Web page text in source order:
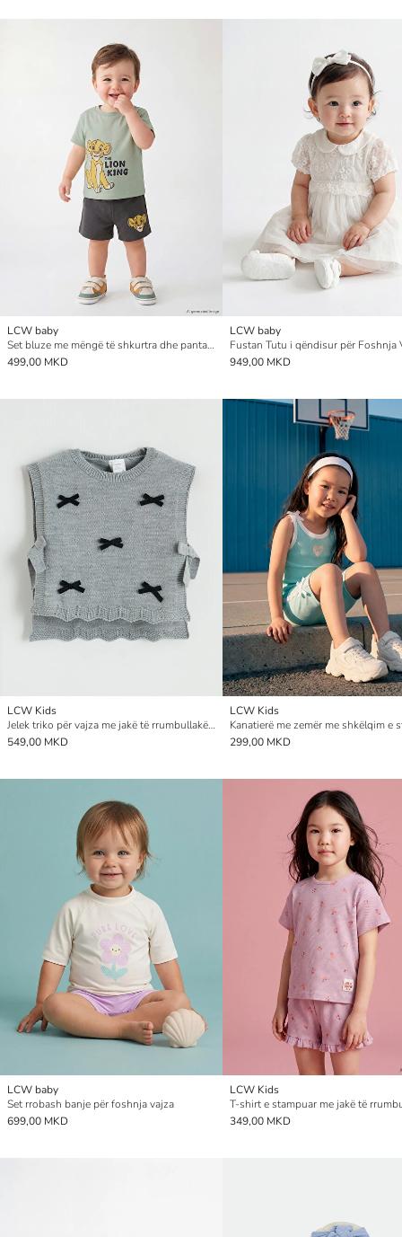
LCW baby
Set bluze me mëngë të shkurtra dhe pantallona të shkurtra për foshnja djem me print Lion King
499,00 MKD
LCW baby
Fustan Tutu i qëndisur për Foshnja
949,00 MKD
LCW Kids
Jelek triko për vajza me jakë të rrumbullakët dhe me fjongo
549,00 MKD
LCW Kids
299,00 MKD
LCW baby
Set rrobash banje për foshnja vajza
699,00 MKD
LCW Kids
349,00 MKD